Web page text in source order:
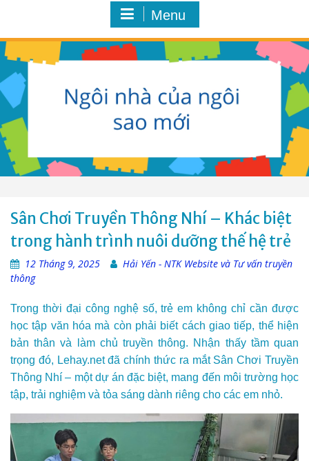
Menu
Sân Chơi Truyền Thông Nhí – Khác biệt
trong hành trình nuôi dưỡng thế hệ trẻ
12 Tháng 9, 2025
Hải Yến - NTK Website và Tư vấn truyền
thông
Trong thời đại công nghệ số, trẻ em không chỉ cần được
học tập văn hóa mà còn phải biết cách giao tiếp, thể hiện
bản thân và làm chủ truyền thông. Nhận thấy tầm quan
trọng đó, Lehay.net đã chính thức ra mắt Sân Chơi Truyền
Thông Nhí – một dự án đặc biệt, mang đến môi trường học
tập, trải nghiệm và tỏa sáng dành riêng cho các em nhỏ.